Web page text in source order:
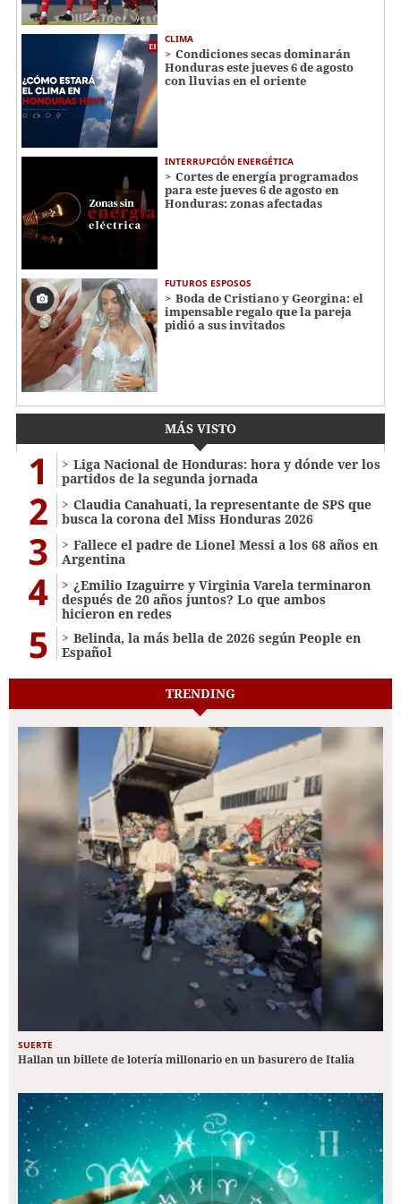
CLIMA
Condiciones secas dominarán
Honduras este jueves 6 de agosto
con lluvias en el oriente
INTERRUPCIÓN ENERGÉTICA
Cortes de energía programados
para este jueves 6 de agosto en
Honduras: zonas afectadas
FUTUROS ESPOSOS
Boda de Cristiano y Georgina: el
impensable regalo que la pareja
pidió a sus invitados
MÁS VISTO
1
Liga Nacional de Honduras: hora y dónde ver los
partidos de la segunda jornada
2
Claudia Canahuati, la representante de SPS que
busca la corona del Miss Honduras 2026
3
Fallece el padre de Lionel Messi a los 68 años en
Argentina
4
¿Emilio Izaguirre y Virginia Varela terminaron
después de 20 años juntos? Lo que ambos
hicieron en redes
5
Belinda, la más bella de 2026 según People en
Español
TRENDING
SUERTE
Hallan un billete de lotería millonario en un basurero de Italia